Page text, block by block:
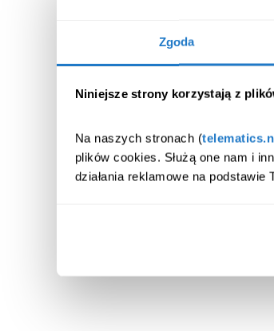
Zgoda
Niniejsze strony korzystają z
Na naszych stronach (
plików cookies. Służą one nam i
działania reklamowe na